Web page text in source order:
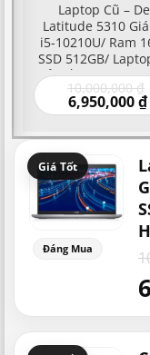
Laptop Cũ –
Latitude 5310
i5-10210U/ Ram
SSD 512GB/
Rẻ Cấu Hình Vượt
Laptop Văn Phòng/
Tập/ Đồ Họa
10,000,000₫
6,950,000₫
₫.Giá
gốc
10,000,000 ₫.
Giá
hiện
6,950,000 ₫.
Giá
Giá